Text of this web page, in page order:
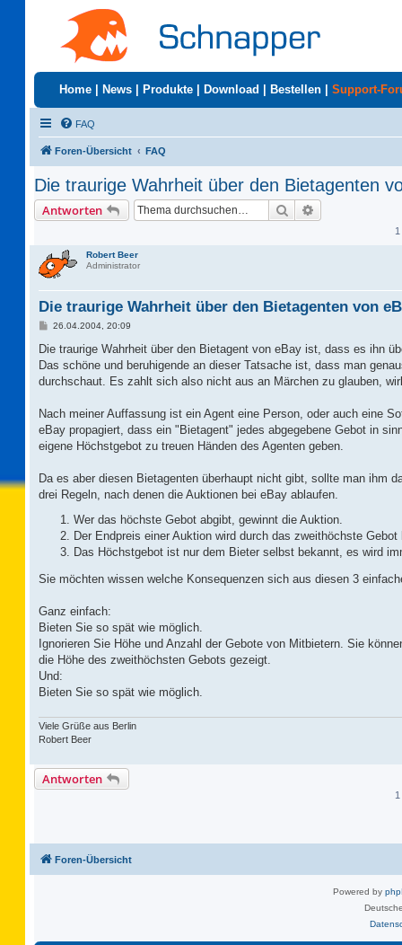
Home News Produkte Download Bestellen Support-
FAQ
Foren-Übersicht FAQ
Die traurige Wahrheit über den Bietagenten
Antworten Suche
Robert Beer
Administrator
Die traurige Wahrheit über den Bietagenten von
B
i
r
a
26.04.2004, 20:09
Die traurige Wahrheit über den Bietagent von eBay ist, dass es ihn
Das schöne und beruhigende an dieser Tatsache ist, dass man
durchschaut. Es zahlt sich also nicht aus an Märchen zu glauben,
Nach meiner Auffassung ist ein Agent eine Person, oder auch eine
eBay propagiert, dass ein "Bietagent" jedes abgegebene Gebot in
eigene Höchstgebot zu treuen Händen des Agenten geben.
Da es aber diesen Bietagenten überhaupt nicht gibt, sollte man ihm
drei Regeln, nach denen die Auktionen bei eBay ablaufen.
Wer das höchste Gebot abgibt, gewinnt die Auktion.
Der Endpreis einer Auktion wird durch das zweithöchste
Das Höchstgebot ist nur dem Bieter selbst bekannt, es wird
Sie möchten wissen welche Konsequenzen sich aus diesen 3
Ganz einfach:
Bieten Sie so spät wie möglich.
Ignorieren Sie Höhe und Anzahl der Gebote von Mitbietern. Sie
die Höhe des zweithöchsten Gebots gezeigt.
Und:
Bieten Sie so spät wie möglich.
Viele Grüße aus Berlin
Robert Beer
Antworten
Foren-Übersicht
Powered by